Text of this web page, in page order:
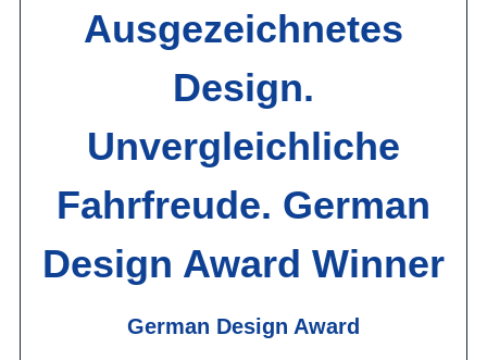
Ausgezeichnetes
Design.
Unvergleichliche
Fahrfreude. German
Design Award Winner
German Design Award